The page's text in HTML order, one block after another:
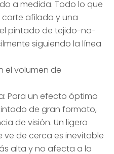
a medida. Todo lo que
afilado y una
pintado de tejido-no-
siguiendo la línea
el volumen de
Para un efecto óptimo
de gran formato,
de visión. Un ligero
de cerca es inevitable
alta y no afecta a la